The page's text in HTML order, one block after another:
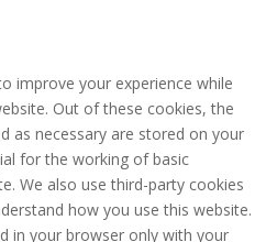
improve your experience while
Out of these cookies, the
as necessary are stored on your
for the working of basic
We also use third-party cookies
how you use this website.
in your browser only with your